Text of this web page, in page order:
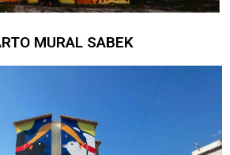
MURAL SABEK